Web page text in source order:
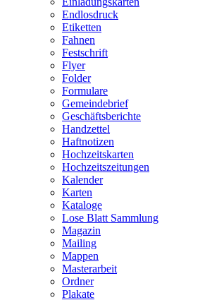
Endlosdruck
Etiketten
Fahnen
Festschrift
Flyer
Folder
Formulare
Gemeindebrief
Geschäftsberichte
Handzettel
Haftnotizen
Hochzeitskarten
Hochzeitszeitungen
Kalender
Karten
Kataloge
Lose Blatt Sammlung
Magazin
Mailing
Mappen
Masterarbeit
Ordner
Plakate